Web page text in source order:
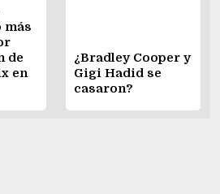
más
de
en
¿Bradley Cooper y
Gigi Hadid se
casaron?